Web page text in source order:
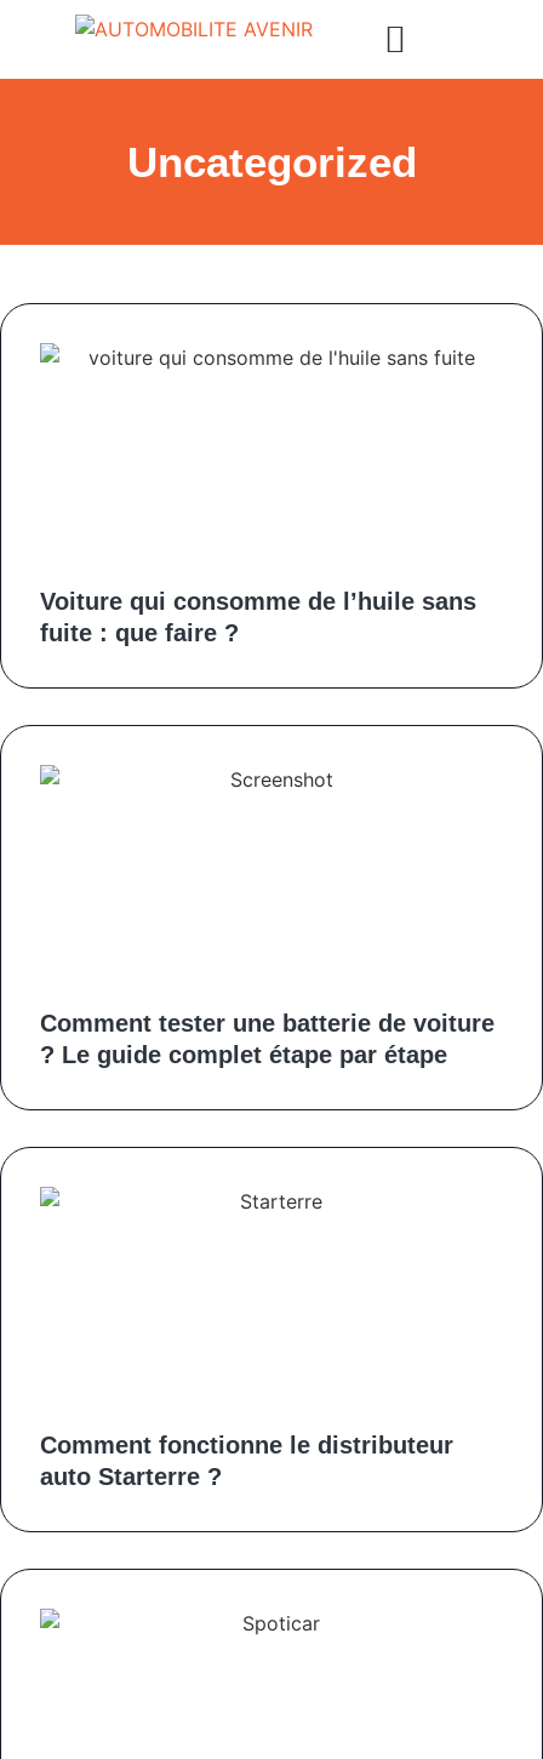
Uncategorized
Voiture qui consomme de l’huile sans
fuite : que faire ?
Comment tester une batterie de voiture
? Le guide complet étape par étape
Comment fonctionne le distributeur
auto Starterre ?